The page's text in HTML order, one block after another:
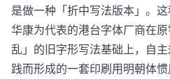
是做一种「折中写法版本」。
华康为代表的港台字体厂商在
乱」的旧字形写法基础上，自
践而形成的一套印刷用明朝体